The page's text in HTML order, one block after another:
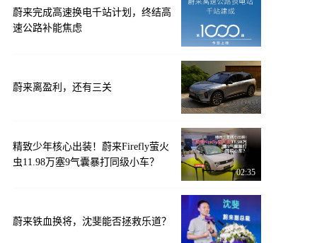
蔚来完成高速换电千站计划，终结高
速公路补能焦虑
蔚来离盈利，还有三关
精致少年核心出装！蔚来Firefly萤火
虫11.98万塞9气囊暴打同级小车？
02:35
蔚来铁血换将，沈斐能否拯救乐道？